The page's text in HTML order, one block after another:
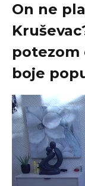
On ne
potezom
boje